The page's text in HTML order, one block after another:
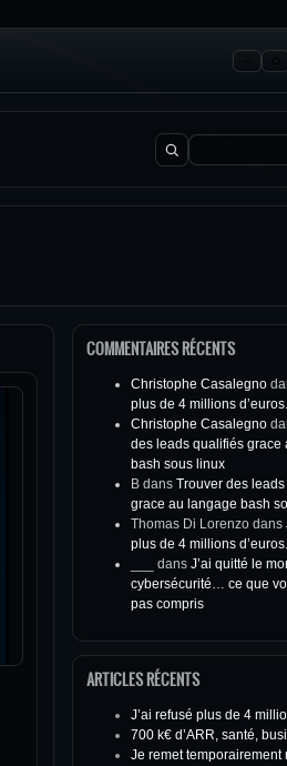
Rechercher :
COMMENTAIRES RÉCENTS
Christophe Casalegno
plus de 4 millions d’euros.
Christophe Casalegno
des leads qualifiés grace
bash sous linux
B dans Trouver des
grace au langage bash
Thomas Di Lorenzo dans
plus de 4 millions d’euros.
dans J’ai quitté le
cybersécurité… ce que
pas compris
ARTICLES RÉCENTS
J’ai refusé plus de 4
700 k€ d’ARR, santé,
Je remet temporairement